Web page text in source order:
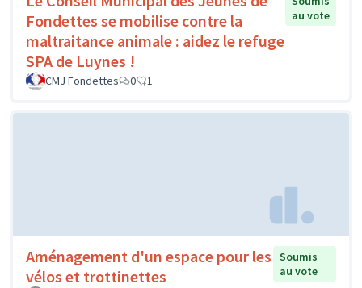
Fondettes se mobilise contre la
maltraitance animale : aidez le refuge
SPA de Luynes !
au vote
CMJ Fondettes 0 1
Aménagement d'un espace pour les
vélos et trottinettes
Soumis
au vote